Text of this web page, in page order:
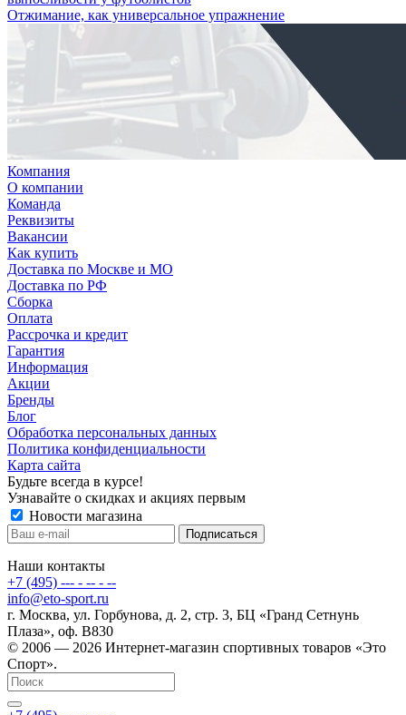
Отжимание, как универсальное упражнение
Компания
О компании
Команда
Реквизиты
Вакансии
Как купить
Доставка по Москве и МО
Доставка по РФ
Сборка
Оплата
Рассрочка и кредит
Гарантия
Информация
Акции
Бренды
Блог
Обработка персональных данных
Политика конфиденциальности
Карта сайта
Будьте всегда в курсе!
Узнавайте о скидках и акциях первым
Новости магазина
Наши контакты
+7 (495) --- - -- - --
info@eto-sport.ru
г. Москва, ул. Горбунова, д. 2, стр. 3, БЦ «Гранд Сетнунь
Плаза», оф. В830
© 2006 — 2026 Интернет-магазин спортивных товаров «Это
Спорт».